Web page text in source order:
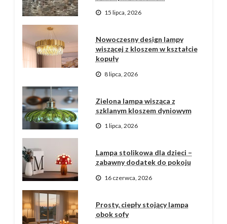
15 lipca, 2026
Nowoczesny design lampy
wiszącej z kloszem w kształcie
kopuły
8 lipca, 2026
Zielona lampa wisząca z
szklanym kloszem dyniowym
1 lipca, 2026
Lampa stolikowa dla dzieci –
zabawny dodatek do pokoju
16 czerwca, 2026
Prosty, ciepły stojący lampa
obok sofy